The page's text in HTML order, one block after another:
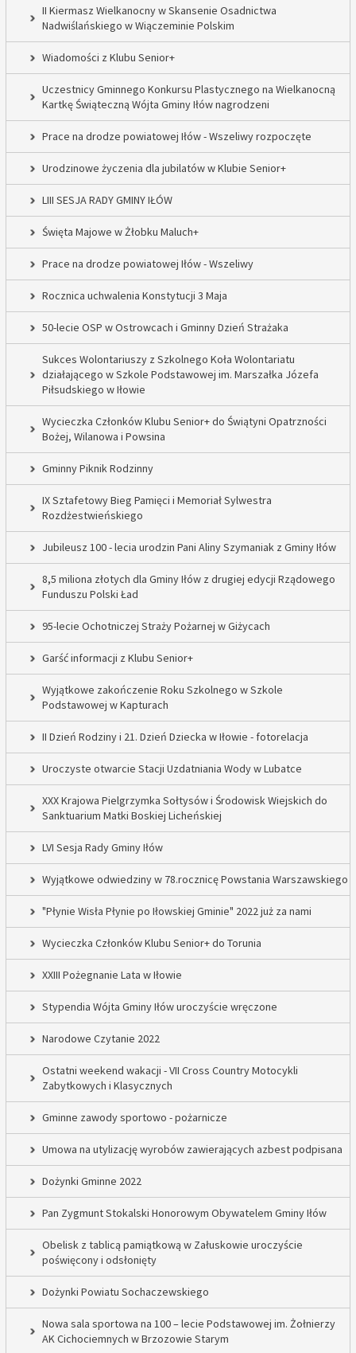
II Kiermasz Wielkanocny w Skansenie Osadnictwa
Nadwiślańskiego w Wiączeminie Polskim
Wiadomości z Klubu Senior+
Uczestnicy Gminnego Konkursu Plastycznego na Wielkanocną
Kartkę Świąteczną Wójta Gminy Iłów nagrodzeni
Prace na drodze powiatowej Iłów - Wszeliwy rozpoczęte
Urodzinowe życzenia dla jubilatów w Klubie Senior+
LIII SESJA RADY GMINY IŁÓW
Święta Majowe w Żłobku Maluch+
Prace na drodze powiatowej Iłów - Wszeliwy
Rocznica uchwalenia Konstytucji 3 Maja
50-lecie OSP w Ostrowcach i Gminny Dzień Strażaka
Sukces Wolontariuszy z Szkolnego Koła Wolontariatu
działającego w Szkole Podstawowej im. Marszałka Józefa
Piłsudskiego w Iłowie
Wycieczka Członków Klubu Senior+ do Świątyni Opatrzności
Bożej, Wilanowa i Powsina
Gminny Piknik Rodzinny
IX Sztafetowy Bieg Pamięci i Memoriał Sylwestra
Rozdżestwieńskiego
Jubileusz 100 - lecia urodzin Pani Aliny Szymaniak z Gminy Iłów
8,5 miliona złotych dla Gminy Iłów z drugiej edycji Rządowego
Funduszu Polski Ład
95-lecie Ochotniczej Straży Pożarnej w Giżycach
Garść informacji z Klubu Senior+
Wyjątkowe zakończenie Roku Szkolnego w Szkole
Podstawowej w Kapturach
II Dzień Rodziny i 21. Dzień Dziecka w Iłowie - fotorelacja
Uroczyste otwarcie Stacji Uzdatniania Wody w Lubatce
XXX Krajowa Pielgrzymka Sołtysów i Środowisk Wiejskich do
Sanktuarium Matki Boskiej Licheńskiej
LVI Sesja Rady Gminy Iłów
Wyjątkowe odwiedziny w 78.rocznicę Powstania Warszawskiego
"Płynie Wisła Płynie po Iłowskiej Gminie" 2022 już za nami
Wycieczka Członków Klubu Senior+ do Torunia
XXIII Pożegnanie Lata w Iłowie
Stypendia Wójta Gminy Iłów uroczyście wręczone
Narodowe Czytanie 2022
Ostatni weekend wakacji - VII Cross Country Motocykli
Zabytkowych i Klasycznych
Gminne zawody sportowo - pożarnicze
Umowa na utylizację wyrobów zawierających azbest podpisana
Dożynki Gminne 2022
Pan Zygmunt Stokalski Honorowym Obywatelem Gminy Iłów
Obelisk z tablicą pamiątkową w Załuskowie uroczyście
poświęcony i odsłonięty
Dożynki Powiatu Sochaczewskiego
Nowa sala sportowa na 100 – lecie Podstawowej im. Żołnierzy
AK Cichociemnych w Brzozowie Starym